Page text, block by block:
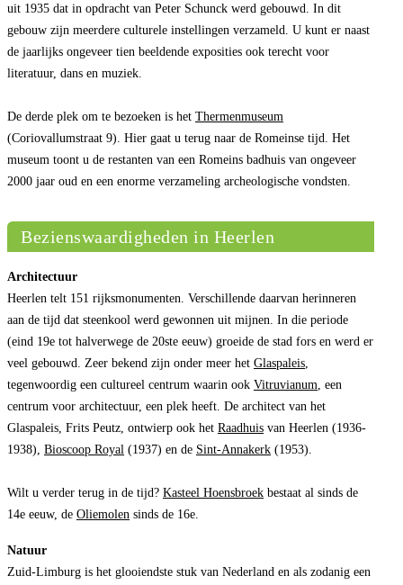
uit 1935 dat in opdracht van Peter Schunck werd gebouwd. In dit
gebouw zijn meerdere culturele instellingen verzameld. U kunt er naast
de jaarlijks ongeveer tien beeldende exposities ook terecht voor
literatuur, dans en muziek.
De derde plek om te bezoeken is het Thermenmuseum
(Coriovallumstraat 9). Hier gaat u terug naar de Romeinse tijd. Het
museum toont u de restanten van een Romeins badhuis van ongeveer
2000 jaar oud en een enorme verzameling archeologische vondsten.
Bezienswaardigheden in Heerlen
Architectuur
Heerlen telt 151 rijksmonumenten. Verschillende daarvan herinneren
aan de tijd dat steenkool werd gewonnen uit mijnen. In die periode
(eind 19e tot halverwege de 20ste eeuw) groeide de stad fors en werd er
veel gebouwd. Zeer bekend zijn onder meer het Glaspaleis
tegenwoordig een cultureel centrum waarin ook Vitruvianum , een
centrum voor architectuur, een plek heeft. De architect van het
Glaspaleis, Frits Peutz, ontwierp ook het Raadhuis van Heerlen (1936-
1938), Bioscoop Royal (1937) en de Sint-Annakerk (1953).
Wilt u verder terug in de tijd? Kasteel Hoensbroek bestaat al sinds de
14e eeuw, de Oliemolen sinds de 16e.
Natuur
Zuid-Limburg is het glooiendste stuk van Nederland en als zodanig een